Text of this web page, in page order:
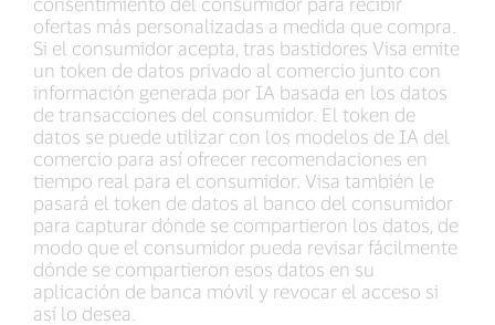
ofertas más personalizadas a medida que compra.
Si el consumidor acepta, tras bastidores Visa emite
un token de datos privado al comercio junto con
información generada por IA basada en los datos
de transacciones del consumidor. El token de
datos se puede utilizar con los modelos de IA del
comercio para así ofrecer recomendaciones en
tiempo real para el consumidor. Visa también le
pasará el token de datos al banco del consumidor
para capturar dónde se compartieron los datos, de
modo que el consumidor pueda revisar fácilmente
dónde se compartieron esos datos en su
aplicación de banca móvil y revocar el acceso si
así lo desea.